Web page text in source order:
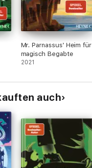
Mr. Parnassus' Heim für
magisch Begabte
2021
auch